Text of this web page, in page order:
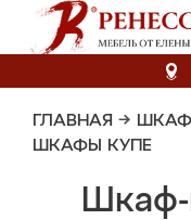
ГЛАВНАЯ →
ШКАФЫ КУПЕ
Шкаф-